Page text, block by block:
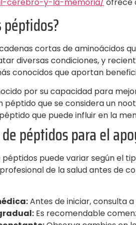
cerebro-y-la-memoria/ ofrece
péptidos?
cortas de aminoácidos
diversas condiciones, y
conocidos que aportan
por su capacidad para
péptido que se considera un
que puede influir en la
péptidos para el
péptidos puede variar según el
de la salud antes de
Antes de iniciar, consulta
Es recomendable